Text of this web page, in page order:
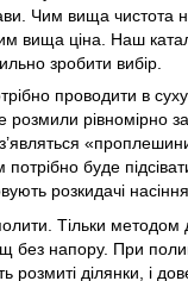
Чим вища чистота
вища ціна. Наш
зробити вибір.
проводити в
розмили рівномірно
потрібно буде
розкидачі
Тільки
без напору. При
розмиті ділянки, і